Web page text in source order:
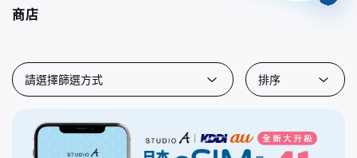
商店
請選擇篩選方式 排序